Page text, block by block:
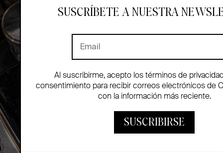
SUSCRÍBETE A NUESTRA
Al suscribirme, acepto los términos de
consentimiento para recibir correos electrónicos de
con la información más reciente.
SUSCRIBIRSE